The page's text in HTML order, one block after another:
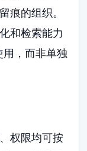
痕的组织。
和检索能力
，而非单独
权限均可按